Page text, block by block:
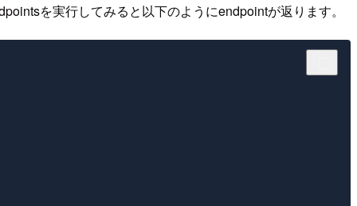
を実行してみると以下のようにendpointが返ります。